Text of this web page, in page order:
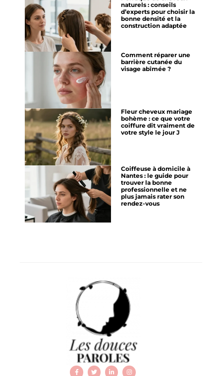
naturels : conseils
d’experts pour choisir la
bonne densité et la
construction adaptée
Comment réparer une
barrière cutanée du
visage abîmée ?
Fleur cheveux mariage
bohème : ce que votre
coiffure dit vraiment de
votre style le jour J
Coiffeuse à domicile à
Nantes : le guide pour
trouver la bonne
professionnelle et ne
plus jamais rater son
rendez-vous